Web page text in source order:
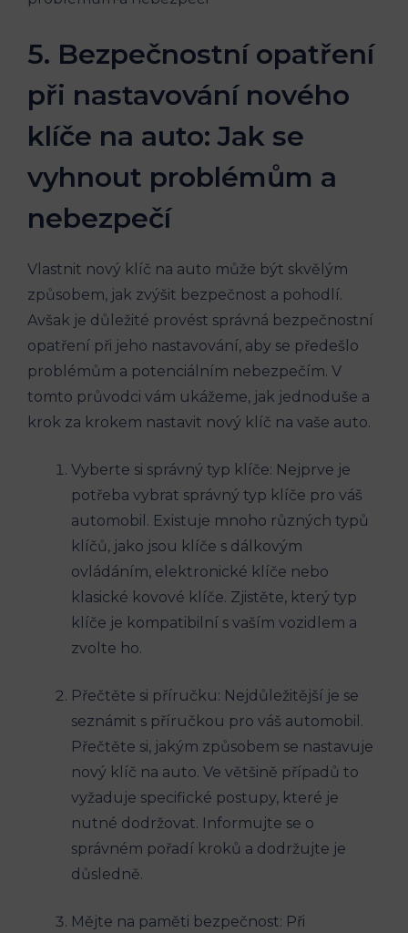
5. Bezpečnostní opatření
při nastavování nového⁣
klíče na auto: Jak se
vyhnout problémům a
nebezpečí
Vlastnit ⁢nový klíč na auto může být skvělým
způsobem, jak zvýšit bezpečnost a pohodlí.
Avšak je důležité provést správná bezpečnostní
opatření při ⁣jeho‍ nastavování, aby ‌se předešlo
problémům a potenciálním nebezpečím.‌ V ​
tomto průvodci vám ukážeme, jak jednoduše a
krok za ‍krokem nastavit nový klíč na vaše auto.
Vyberte si správný ⁤typ‌ klíče: Nejprve je
potřeba vybrat ⁢správný typ klíče pro váš
automobil. Existuje ‌mnoho⁣ různých typů
klíčů, jako⁣ jsou ⁤klíče s ‍dálkovým
‌ovládáním, elektronické klíče⁤ nebo
klasické kovové klíče. Zjistěte,‍ který typ‌
klíče je kompatibilní s vaším vozidlem a
zvolte ho.
Přečtěte si příručku: Nejdůležitější je se
seznámit s příručkou pro váš automobil.
Přečtěte si, ‌jakým ⁣způsobem se nastavuje
nový klíč na​ auto. Ve⁤ většině⁤ případů to
vyžaduje specifické postupy, které je
‍nutné dodržovat. Informujte se o
správném pořadí ⁤kroků a dodržujte je
důsledně.
Mějte na‍ paměti ⁤bezpečnost: Při